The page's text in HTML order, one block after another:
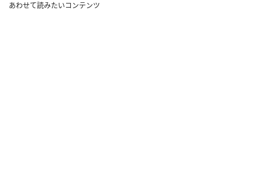
あわせて読みたいコンテンツ